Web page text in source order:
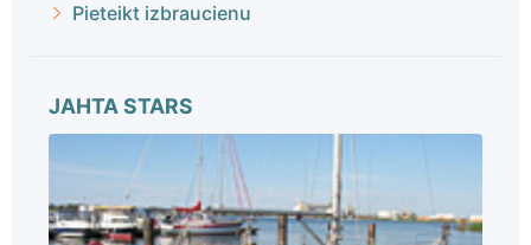
Pieteikt izbraucienu
JAHTA STARS